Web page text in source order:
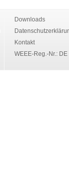
Downloads
Kontakt
WEEE-Reg.-Nr.: